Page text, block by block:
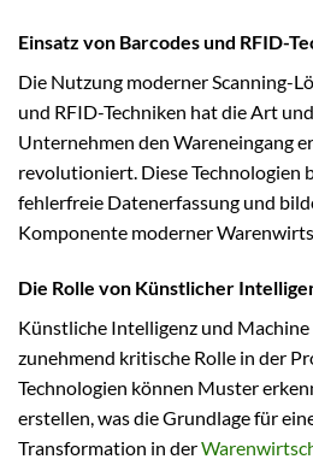
Einsatz von Barcodes und RFID-
Die Nutzung moderner Scanning-
und RFID-Techniken hat die Art
Unternehmen den Wareneingang
revolutioniert. Diese Technologien
fehlerfreie Datenerfassung und
Komponente moderner
Die Rolle von Künstlicher
Künstliche Intelligenz und Machine
zunehmend kritische Rolle in der
Technologien können Muster
erstellen, was die Grundlage für
Transformation in der